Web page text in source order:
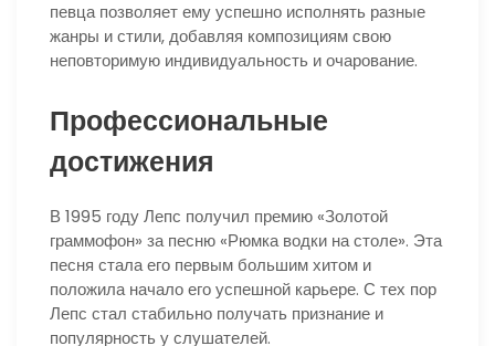
певца позволяет ему успешно исполнять разные
жанры и стили, добавляя композициям свою
неповторимую индивидуальность и очарование.
Профессиональные
достижения
В 1995 году Лепс получил премию «Золотой
граммофон» за песню «Рюмка водки на столе». Эта
песня стала его первым большим хитом и
положила начало его успешной карьере. С тех пор
Лепс стал стабильно получать признание и
популярность у слушателей.